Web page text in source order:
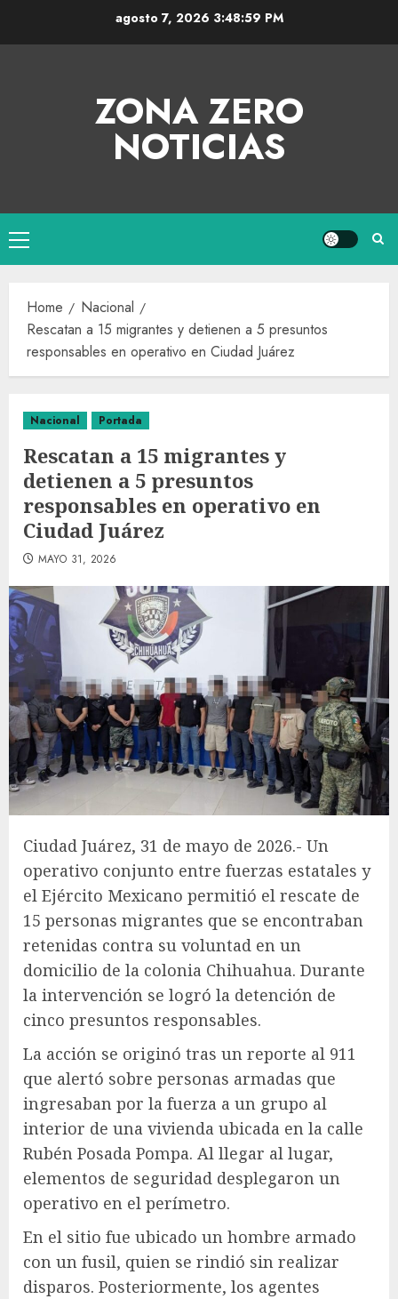
agosto 7, 2026 3:48:59 PM
ZONA ZERO
NOTICIAS
Home
Nacional
Rescatan a 15 migrantes y detienen a 5 presuntos
responsables en operativo en Ciudad Juárez
Nacional Portada
Rescatan a 15 migrantes y
detienen a 5 presuntos
responsables en operativo en
Ciudad Juárez
MAYO 31, 2026
Ciudad Juárez, 31 de mayo de 2026.- Un
operativo conjunto entre fuerzas estatales y
el Ejército Mexicano permitió el rescate de
15 personas migrantes que se encontraban
retenidas contra su voluntad en un
domicilio de la colonia Chihuahua. Durante
la intervención se logró la detención de
cinco presuntos responsables.
La acción se originó tras un reporte al 911
que alertó sobre personas armadas que
ingresaban por la fuerza a un grupo al
interior de una vivienda ubicada en la calle
Rubén Posada Pompa. Al llegar al lugar,
elementos de seguridad desplegaron un
operativo en el perímetro.
En el sitio fue ubicado un hombre armado
con un fusil, quien se rindió sin realizar
disparos. Posteriormente, los agentes